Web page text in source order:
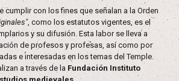
cumplir con los fines que señalan a la Orden
, como los estatutos vigentes, es el
y su difusión. Esta labor se lleva a
de profesos y profesas, así como por
e interesadas en los temas del Temple.
a través de la Fundación Instituto